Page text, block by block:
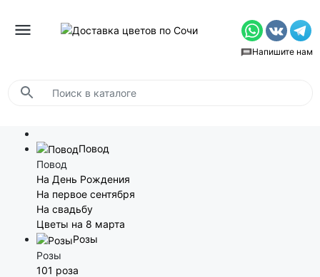
Напишите нам
Повод
Повод
На День Рождения
На первое сентября
На свадьбу
Цветы на 8 марта
Розы
Розы
101 роза